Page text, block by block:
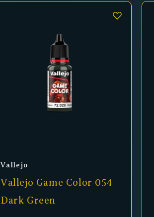
Anbieter:
Vallejo
Vallejo Game Color 054
Dark Green